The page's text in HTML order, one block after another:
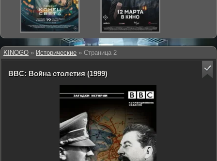
KINOGO » Исторические » Страница 2
BBC: Война столетия (1999)